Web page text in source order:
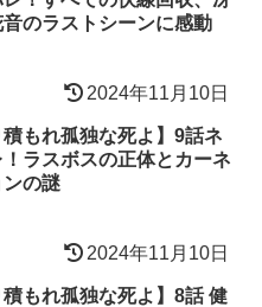
のラストシーンに感動
2024年11月10日
積もれ孤独な死よ】9話ネ
！ラスボスの正体とカーネ
の謎
2024年11月10日
積もれ孤独な死よ】8話 健